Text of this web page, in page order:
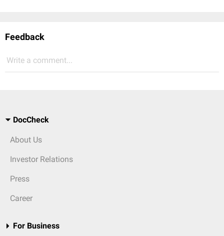
Feedback
Write a comment...
DocCheck
About Us
Investor Relations
Press
Career
For Business